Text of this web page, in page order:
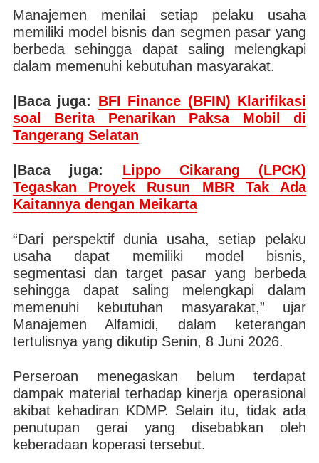
Manajemen menilai setiap pelaku usaha
memiliki model bisnis dan segmen pasar yang
berbeda sehingga dapat saling melengkapi
dalam memenuhi kebutuhan masyarakat.
|Baca juga: BFI Finance (BFIN) Klarifikasi
soal Berita Penarikan Paksa Mobil di
Tangerang Selatan
|Baca juga: Lippo Cikarang (LPCK)
Tegaskan Proyek Rusun MBR Tak Ada
Kaitannya dengan Meikarta
“Dari perspektif dunia usaha, setiap pelaku
usaha dapat memiliki model bisnis,
segmentasi dan target pasar yang berbeda
sehingga dapat saling melengkapi dalam
memenuhi kebutuhan masyarakat,” ujar
Manajemen Alfamidi, dalam keterangan
tertulisnya yang dikutip Senin, 8 Juni 2026.
Perseroan menegaskan belum terdapat
dampak material terhadap kinerja operasional
akibat kehadiran KDMP. Selain itu, tidak ada
penutupan gerai yang disebabkan oleh
keberadaan koperasi tersebut.